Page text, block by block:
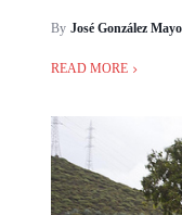
By José González
READ MORE